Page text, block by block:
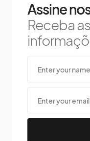
Assine
Receba